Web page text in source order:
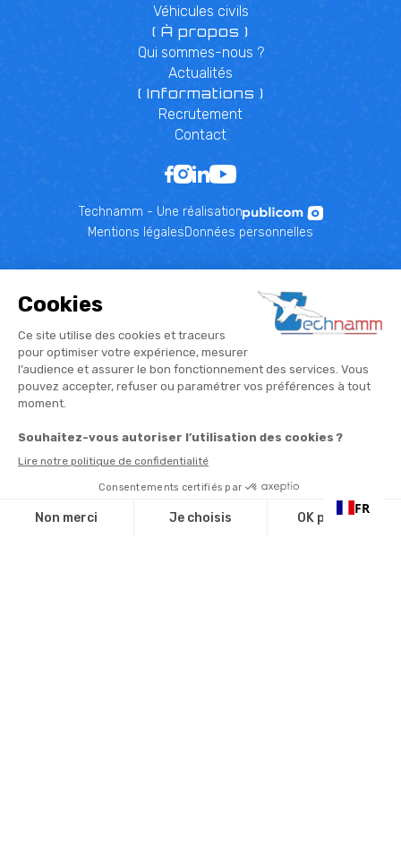
Véhicules civils
( À propos )
Qui sommes-nous ?
Actualités
( Informations )
Recrutement
Contact
Technamm - Une réalisation
Mentions légalesDonnées personnelles
FR